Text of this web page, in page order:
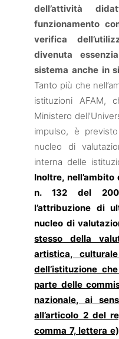
dell’attività
funzionamento
verifica
divenuta
sistema anche in
Tanto più che
istituzioni AFAM,
Ministero
impulso, è
nucleo di
interna delle
Inoltre,
n. 132 del
l’attribuzione di
nucleo di
stesso della
artistica,
dell’istituzione
parte delle
nazionale, ai
all’articolo 2 del
comma 7, lettera